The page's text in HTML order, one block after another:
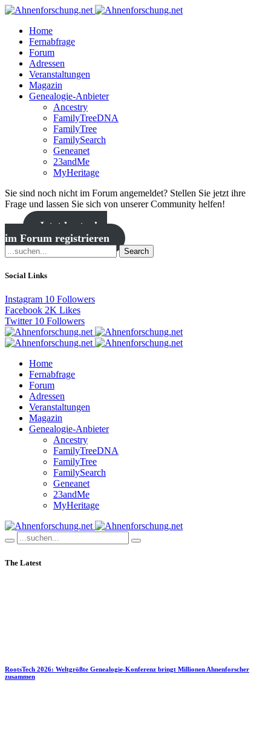
Home
Fernabfrage
Forum
Adressen
Veranstaltungen
Magazin
Genealogie-Anbieter
Ancestry
FamilyTreeDNA
FamilyTree
FamilySearch
Geneanet
23andMe
MyHeritage
Sie sind noch nicht im Forum angemeldet? Stellen Sie jetzt ihre
Frage und lassen Sie sich von unserer Community helfen!
Jetzt kostenlos
im Forum registrieren
Search
Social Links
Instagram 10 Followers
Facebook 2K Likes
Twitter 10 Followers
Home
Fernabfrage
Forum
Adressen
Veranstaltungen
Magazin
Genealogie-Anbieter
Ancestry
FamilyTreeDNA
FamilyTree
FamilySearch
Geneanet
23andMe
MyHeritage
The Latest
RootsTech 2026: Weltgrößte Genealogie-Konferenz bringt Millionen Ahnenforscher
zusammen